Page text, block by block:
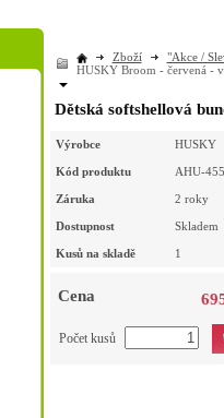
Zboží "Akce /
HUSKY Broom - červená -
Dětská softshellová
Výrobce HUSKY
Kód produktu AHU-
Záruka 2 roky
Dostupnost Skladem
Kusů na skladě 1
Cena
Počet kusů